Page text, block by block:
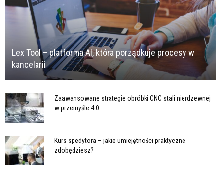
Lex Tool – platforma AI, która porządkuje procesy w
kancelarii
Zaawansowane strategie obróbki CNC stali nierdzewnej
w przemyśle 4.0
Kurs spedytora – jakie umiejętności praktyczne
zdobędziesz?